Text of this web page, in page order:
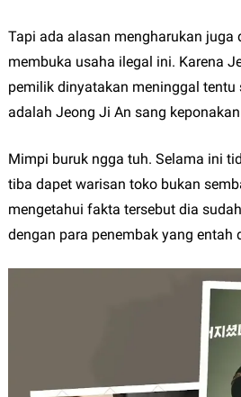
Tapi ada alasan mengharukan juga
membuka usaha ilegal ini. Karena
pemilik dinyatakan meninggal tentu
adalah Jeong Ji An sang
Mimpi buruk ngga tuh. Selama ini
tiba dapet warisan toko bukan
mengetahui fakta tersebut dia
dengan para penembak yang entah